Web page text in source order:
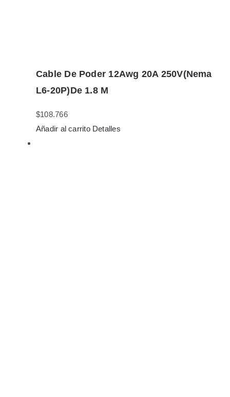
Cable De Poder 12Awg 20A 250V(Nema
L6-20P)De 1.8 M
$108.766
Añadir al carrito Detalles